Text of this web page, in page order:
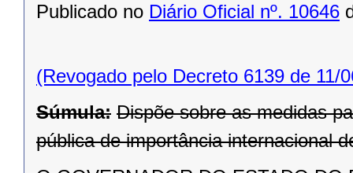
Publicado no Diário Oficial nº. 10646
(Revogado pelo Decreto 6139 de 11/
Súmula: Dispõe sobre as medidas
pública de importância internacional